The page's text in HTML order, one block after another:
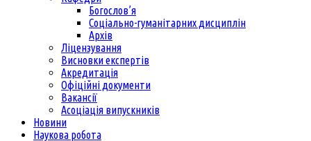
Богослов’я
Соціально-гуманітарних дисциплін
Архів
Ліцензування
Висновки експертів
Акредитація
Офіційні документи
Вакансії
Асоціація випускників
Новини
Наукова робота